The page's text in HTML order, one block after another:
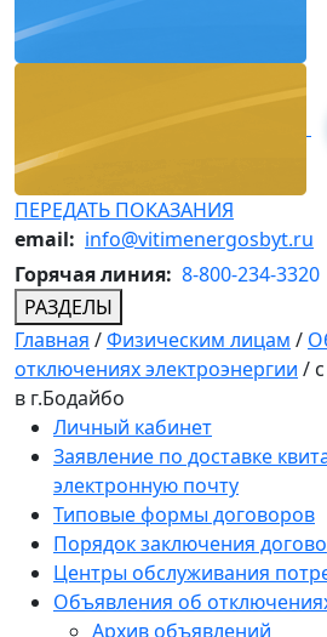
ПЕРЕДАТЬ ПОКАЗАНИЯ
email: info@vitimenergosbyt.ru
Горячая линия: 8-800-234-3320
РАЗДЕЛЫ
Главная /Физическим лицам /
отключениях электроэнергии /
в г.Бодайбо
Личный кабинет
Заявление по доставке
электронную почту
Типовые формы договоров
Порядок заключения
Центры обслуживания
Объявления об
Архив объявлений